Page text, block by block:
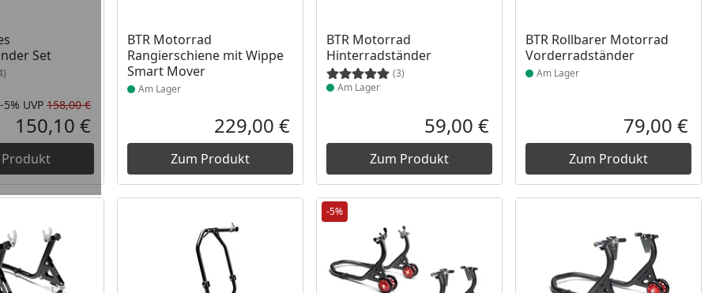
Set
Rabatt in Prozent
-5%
Ursprünglicher Preis
UVP 158,00 €
Aktueller Preis
150,10 €
BTR Motorrad
Rangierschiene mit Wippe
Smart Mover
Produkt am Lager
Am Lager
Aktueller Preis
229,00 €
Zum Produkt
BTR Motorrad
Hinterradständer
(3)
Produkt am Lager
Am Lager
Aktueller Preis
59,00 €
Zum Produkt
BTR Rollbarer Motorrad
Vorderradständer
Produkt am Lager
Am Lager
79,00 €
Zum Produkt
-5%